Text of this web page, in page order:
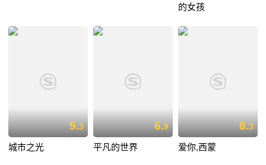
的女孩
9.3
城市之光
6.9
平凡的世界
8.3
爱你,西蒙